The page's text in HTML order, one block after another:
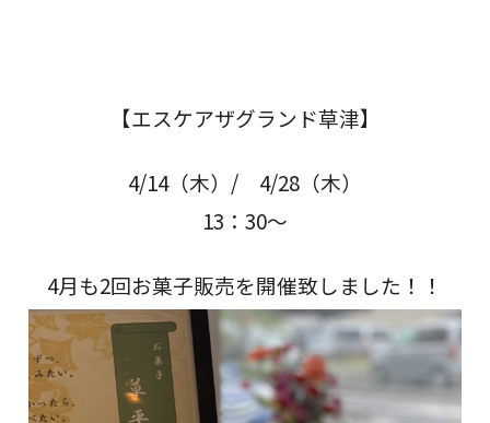
【エスケアザグランド草津】
4/14（木）/ 4/28（木）
13：30～
4月も2回お菓子販売を開催致しました！！